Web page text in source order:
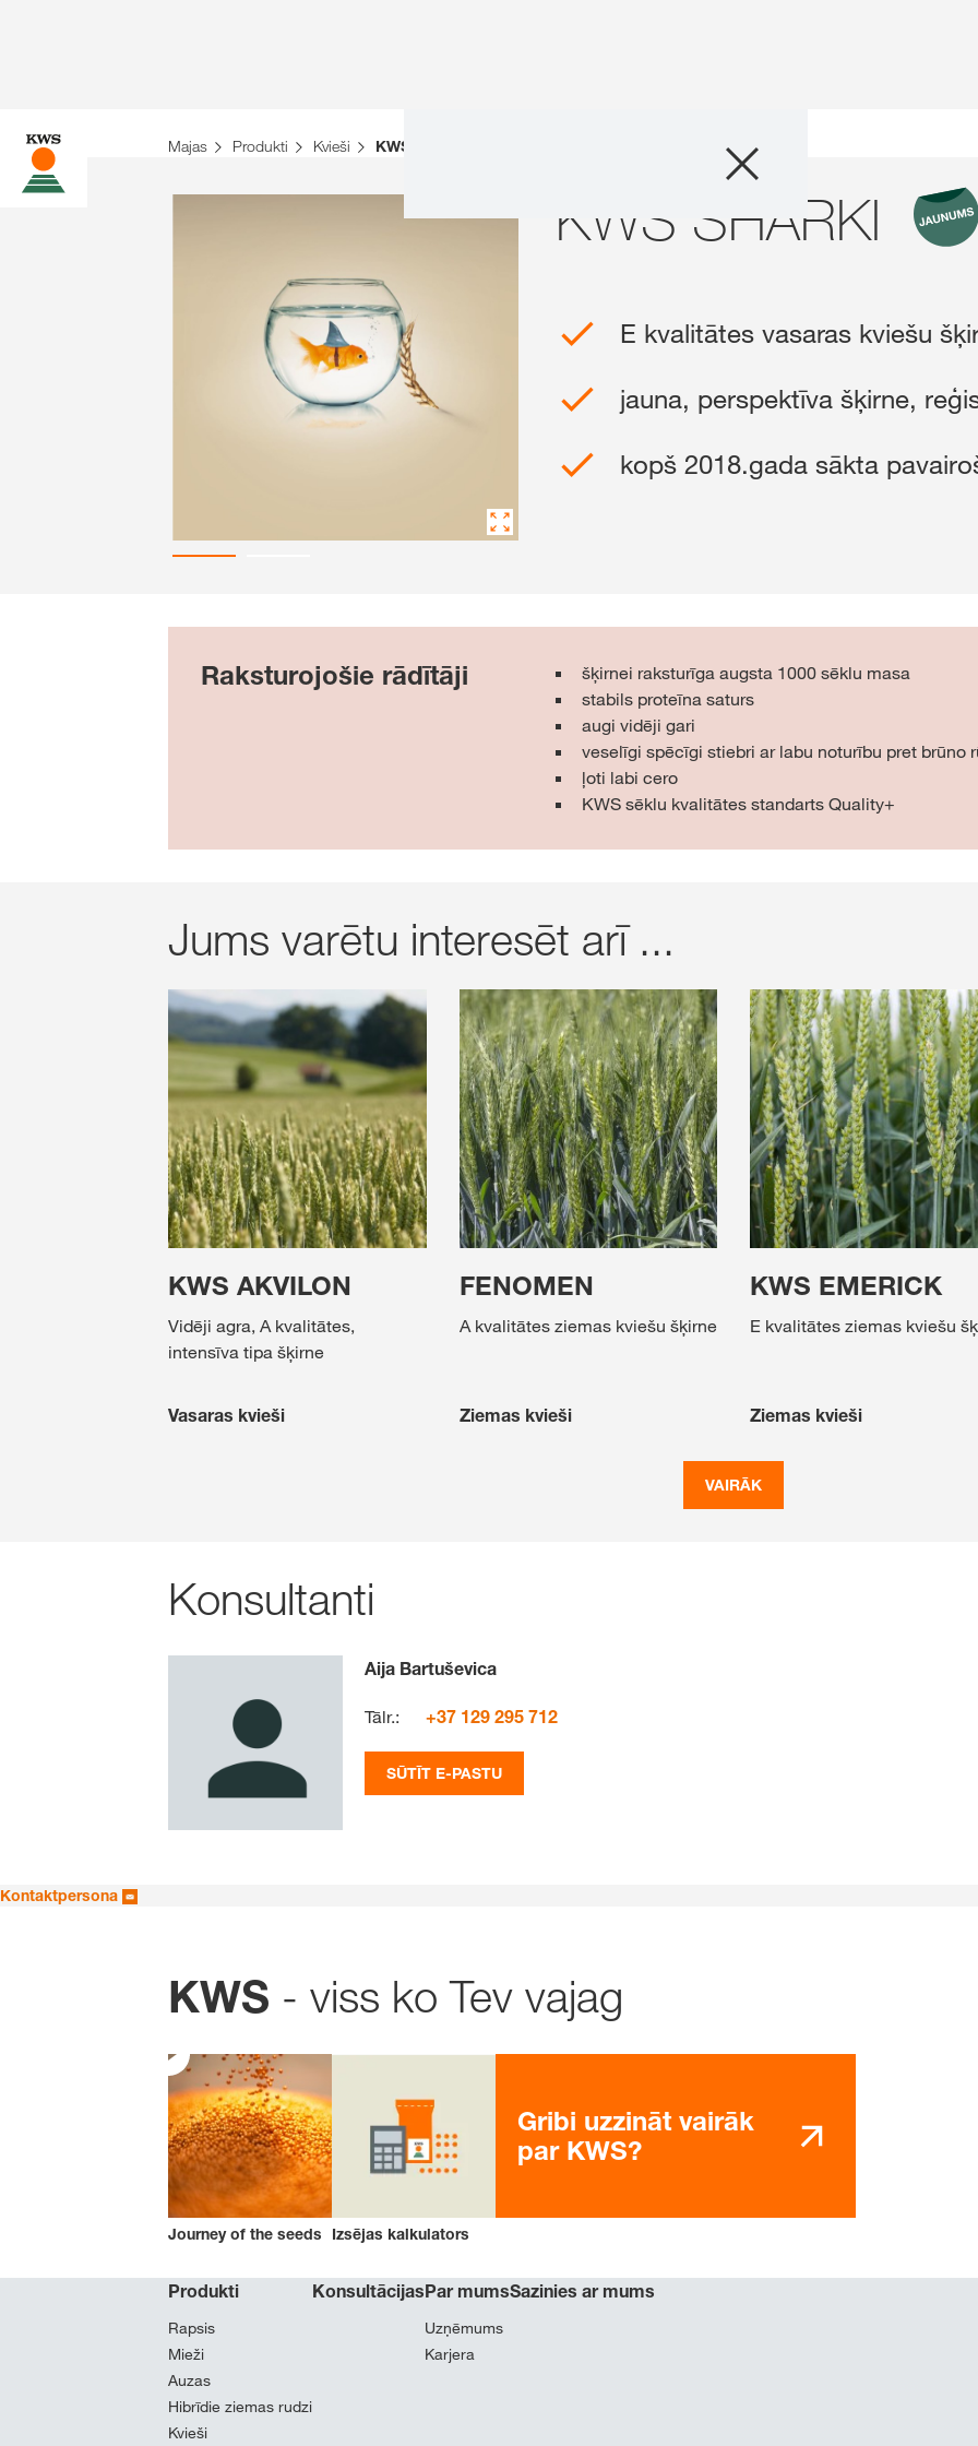
Konsultācijas
Sazinies ar
KWS grupas
kws.com/
Majas Produkti Kvieši KWS SHARKI
KWS SHARKI
E kvalitātes vasaras kviešu
jauna, perspektīva šķirne,
kopš 2018.gada sākta
Raksturojošie rādītāji
šķirnei raksturīga augsta 1000 sēklu masa
stabils proteīna saturs
augi vidēji gari
veselīgi spēcīgi stiebri ar labu noturību pret brūno
ļoti labi cero
KWS sēklu kvalitātes standarts Quality+
Jums varētu interesēt arī ...
KWS AKVILON
Vidēji agra, A kvalitātes,
intensīva tipa šķirne
Vasaras kvieši
FENOMEN
A kvalitātes ziemas kviešu šķirne
Ziemas kvieši
KWS EMERICK
E kvalitātes ziemas kviešu
Ziemas kvieši
VAIRĀK
Konsultanti
Aija Bartuševica
Tālr.: +37 129 295 712
SŪTĪT E-PASTU
Kontaktpersona
KWS - viss ko Tev vajag
Journey of the seeds Izsējas kalkulators
Gribi uzzināt vairāk
par KWS?
Produkti
Rapsis
Mieži
Auzas
Hibrīdie ziemas rudzi
Kvieši
KonsultācijasPar mums
Uzņēmums
Karjera
Sazinies ar mums